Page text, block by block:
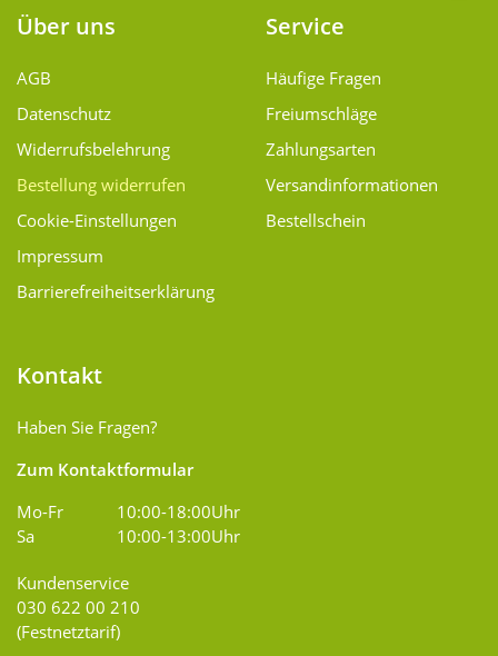
Über uns
AGB
Datenschutz
Widerrufsbelehrung
Bestellung widerrufen
Cookie-Einstellungen
Impressum
Barrierefreiheitserklärung
Service
Häufige Fragen
Freiumschläge
Zahlungsarten
Versand­informationen
Bestellschein
Kontakt
Haben Sie Fragen?
Zum Kontaktformular
Mo-Fr
10:00-18:00Uhr
Sa
10:00-13:00Uhr
Kundenservice
030 622 00 210
(Festnetztarif)